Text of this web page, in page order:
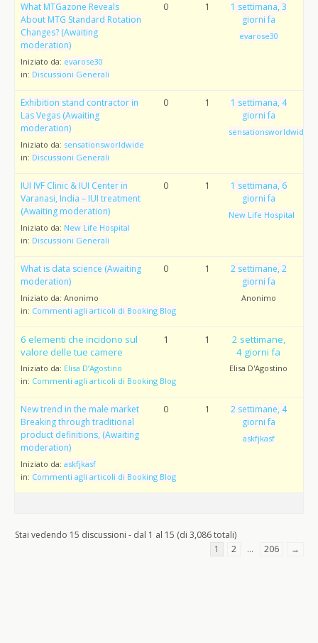
What MTGazone Reveals
About MTG Standard Rotation
Changes? (Awaiting
moderation)
Iniziato da: evarose30
in: Discussioni Generali
0 1
1 settimana, 3
giorni fa
evarose30
Exhibition stand contractor in
Las Vegas (Awaiting
moderation)
Iniziato da: sensationsworldwide
in: Discussioni Generali
0 1
1 settimana, 4
giorni fa
sensationsworldwide
IUI IVF Clinic & IUI Center in
Varanasi, India – IUI treatment
(Awaiting moderation)
Iniziato da: New Life Hospital
in: Discussioni Generali
0 1
1 settimana, 6
giorni fa
New Life Hospital
What is data science (Awaiting
moderation)
Iniziato da: Anonimo
in: Commenti agli articoli di Booking Blog
0 1
2 settimane, 2
giorni fa
Anonimo
6 elementi che incidono sul
valore delle tue camere
Iniziato da: Elisa D’Agostino
in: Commenti agli articoli di Booking Blog
1 1
2 settimane,
4 giorni fa
Elisa D'Agostino
New trend in the male market
Breaking through traditional
product definitions, (Awaiting
moderation)
Iniziato da: askfjkasf
in: Commenti agli articoli di Booking Blog
0 1
2 settimane, 4
giorni fa
askfjkasf
Stai vedendo 15 discussioni - dal 1 al 15 (di 3,086 totali)
1
2 … 206 →